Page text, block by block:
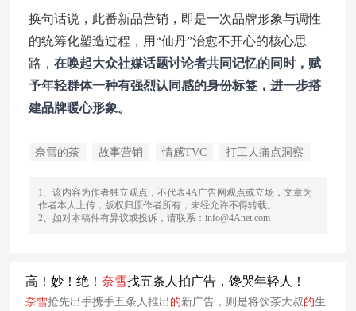
换句话说，此番新品营销，即是一次品牌形象与调性
的统筹化塑造过程，用“仙丹”治愈不开心的核心思
路， 在唤起大众社媒话题讨论者共同记忆的同时，赋
予年轻群体一种有强烈认同感的身份标签，进一步搭
建品牌暖心形象。
奈雪的茶 故事营销 情感TVC 打工人痛点洞察
1、该内容为作者独立观点，不代表4A广告网观点或立场，文章为
作者本人上传，版权归原作者所有，未经允许不得转载。
2、如对本稿件有异议或投诉，请联系：info@4Anet.com
高！妙！绝！ 奈雪找五条人拍广告，馋哭年轻人！
奈雪抢先出手携手五条人推出 的新广告，则是将饮茶大叔的生